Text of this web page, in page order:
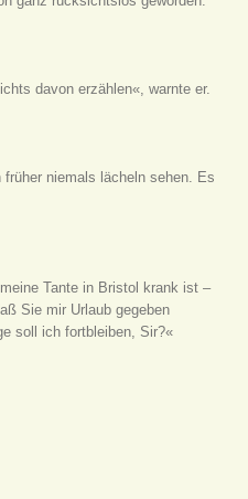
davon erzählen«, warnte er.
niemals lächeln sehen. Es
Tante in Bristol krank ist –
Sie mir Urlaub gegeben
soll ich fortbleiben, Sir?«